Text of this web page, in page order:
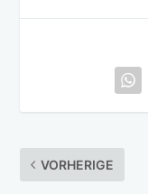
VORHERIGE